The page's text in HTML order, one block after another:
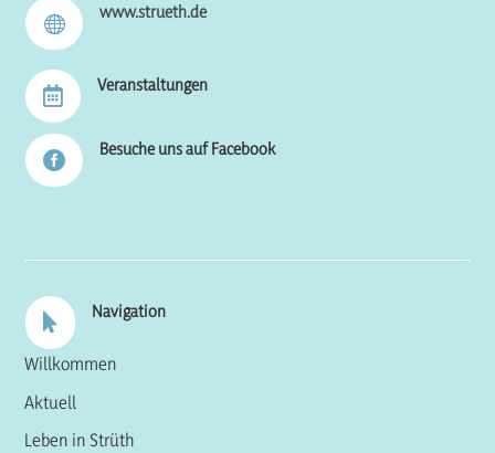

www.strueth.de
 Veranstaltungen

Besuche uns auf Facebook
 Navigation
Willkommen
Aktuell
Leben in Strüth